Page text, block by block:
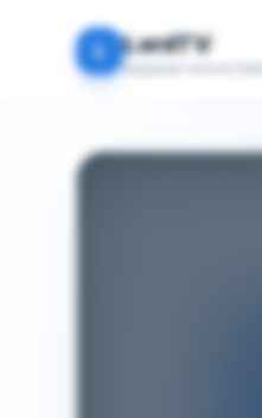
L LordTV
Будущая экосистема